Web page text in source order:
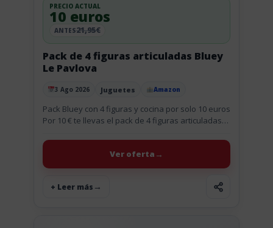
Publicado el
3 Ago 2026 Juguetes Amazon
Pack de 4 figuras articuladas Bluey
Le Pavlova
PRECIO ACTUAL
10 euros
ANTES21,95€
Pack Bluey con 4 figuras y cocina por solo 10 euros
Por 10 € te llevas el pack de 4 figuras articuladas
+ Leer más
Ver oferta